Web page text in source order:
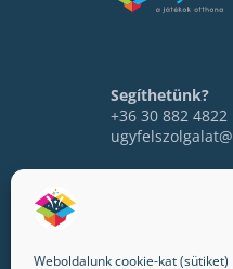
Weboldalunk cookie-kat
Segíthetünk?
+36 30 882 4822